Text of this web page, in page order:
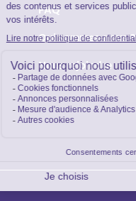
FAQ
Qui sommes-nous ?
Nous rejoindre